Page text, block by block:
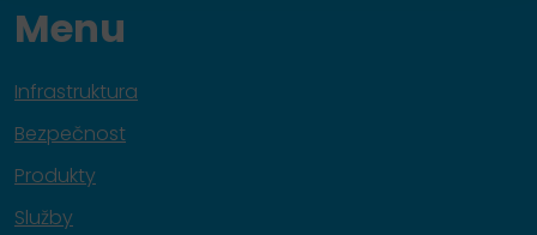
Menu
Infrastruktura
Bezpečnost
Produkty
Služby